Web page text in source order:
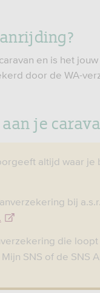
en is het
door de WA-
je
altijd waar je
bij
die
SNS of de SNS